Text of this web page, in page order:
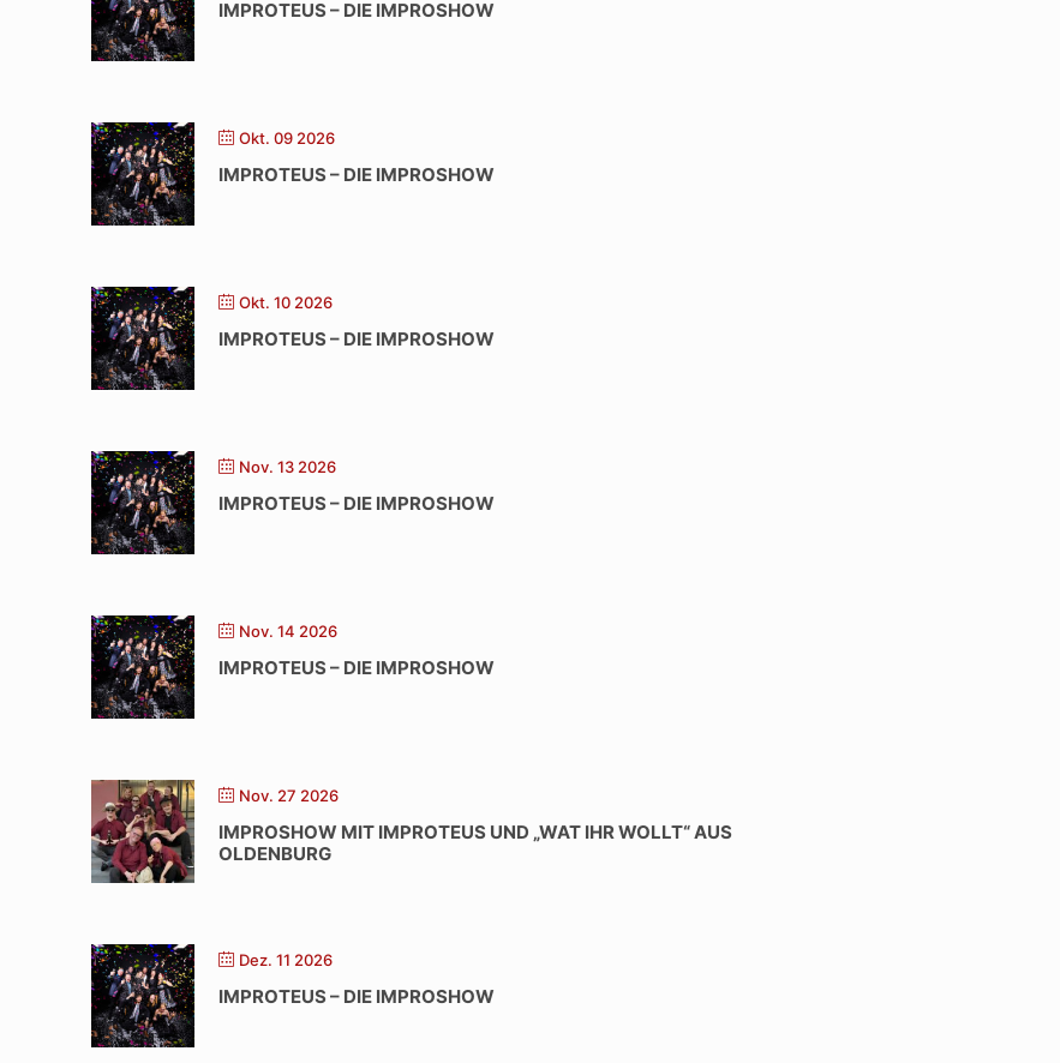
IMPROTEUS – DIE IMPROSHOW
Okt. 09 2026
IMPROTEUS – DIE IMPROSHOW
Okt. 10 2026
IMPROTEUS – DIE IMPROSHOW
Nov. 13 2026
IMPROTEUS – DIE IMPROSHOW
Nov. 14 2026
IMPROTEUS – DIE IMPROSHOW
Nov. 27 2026
IMPROSHOW MIT IMPROTEUS UND „WAT IHR WOLLT“ AUS
OLDENBURG
Dez. 11 2026
IMPROTEUS – DIE IMPROSHOW